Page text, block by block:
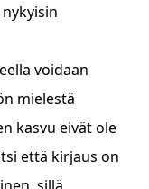
voidaan
mielestä
kasvu eivät ole
että kirjaus on